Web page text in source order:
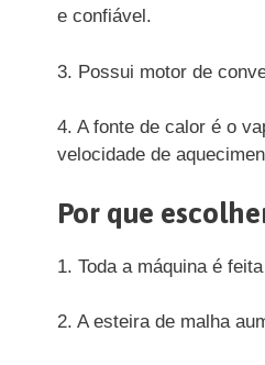
e confiável.
3. Possui motor de
4. A fonte de calor é o
velocidade de
Por que
1. Toda a máquina é
2. A esteira de malha